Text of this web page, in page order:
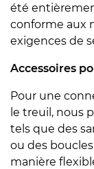
été
conforme aux
exigences de
Accessoires
Pour une
le treuil, nous
tels que des
ou des
manière